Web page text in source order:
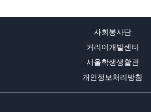
사회봉사단
커리어개발센터
서울학생생활관
개인정보처리방침